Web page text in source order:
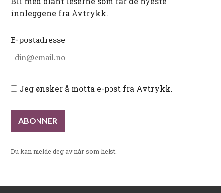
innleggene fra Avtrykk.
E-postadresse
Jeg ønsker å motta e-post fra Avtrykk.
Du kan melde deg av når som helst.